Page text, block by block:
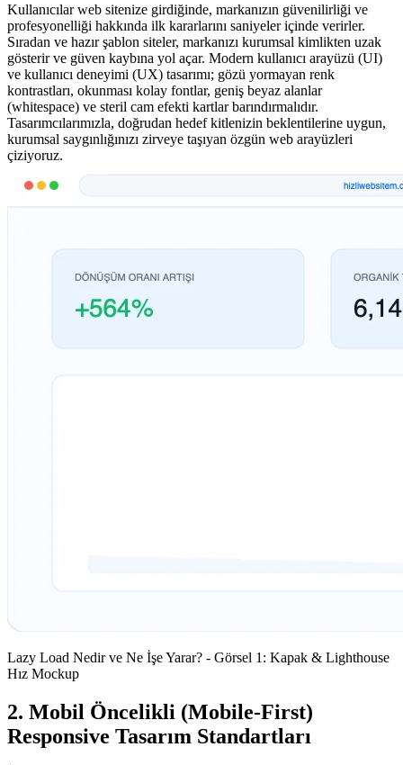
Kullanıcılar web sitenize girdiğinde, markanızın güvenilirliği ve
profesyonelliği hakkında ilk kararlarını saniyeler içinde verirler.
Sıradan ve hazır şablon siteler, markanızı kurumsal kimlikten uzak
gösterir ve güven kaybına yol açar. Modern kullanıcı arayüzü (UI)
ve kullanıcı deneyimi (UX) tasarımı; gözü yormayan renk
kontrastları, okunması kolay fontlar, geniş beyaz alanlar
(whitespace) ve steril cam efekti kartlar barındırmalıdır.
Tasarımcılarımızla, doğrudan hedef kitlenizin beklentilerine uygun,
kurumsal saygınlığınızı zirveye taşıyan özgün web arayüzleri
çiziyoruz.
Lazy Load Nedir ve Ne İşe Yarar? - Görsel 1: Kapak & Lighthouse
Hız Mockup
2. Mobil Öncelikli (Mobile-First)
Responsive Tasarım Standartları